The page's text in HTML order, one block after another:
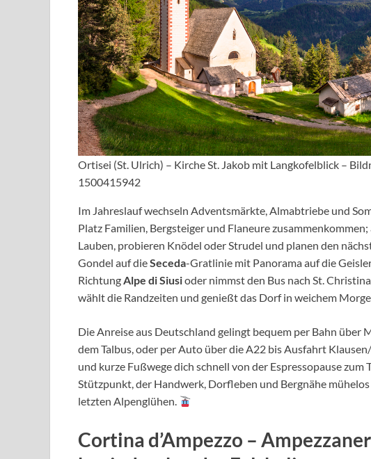
Ortisei (St. Ulrich) – Kirche St. Jakob mit Langkofelblick –
1500415942
Im Jahreslauf wechseln Adventsmärkte, Almabtriebe und
Platz Familien, Bergsteiger und Flaneure
Lauben, probieren Knödel oder Strudel und planen den
Gondel auf dieSeceda-Gratlinie mit Panorama auf die
RichtungAlpe di Siusioder nimmst den Bus nach St.
wählt die Randzeiten und genießt das Dorf in weichem
Die Anreise aus Deutschland gelingt bequem per Bahn
dem Talbus, oder per Auto über die A22 bis Ausfahrt
und kurze Fußwege dich schnell von der Espressopause
Stützpunkt, der Handwerk, Dorfleben und Bergnähe
letzten Alpenglühen.
Cortina d’Ampezzo –